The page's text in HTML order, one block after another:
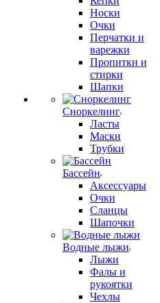
Носки
Очки
Перчатки и
варежки
Пропитки и
стирки
Шапки
Сноркелинг
Ласты
Маски
Трубки
Бассейн
Аксессуары
Очки
Сланцы
Шапочки
Водные лыжи
Лыжи
Фалы и
рукоятки
Чехлы